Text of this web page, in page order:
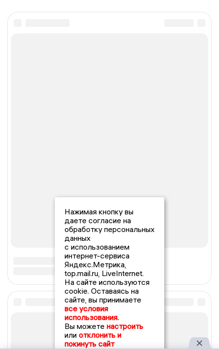
Нажимая кнопку вы
даете согласие на
обработку персональных
данных
с использованием
интернет-сервиса
Яндекс.Метрика,
top.mail.ru, LiveInternet.
На сайте используются
cookie. Оставаясь на
сайте, вы принимаете
все условия
использования.
Вы можете настроить
или отклонить и
покинуть сайт